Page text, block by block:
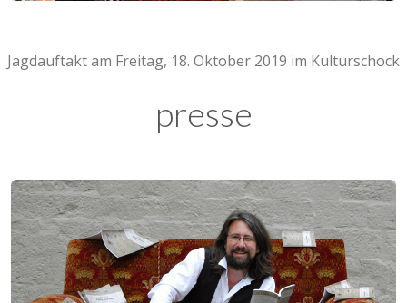
Jagdauftakt am Freitag, 18. Oktober 2019 im Kulturschock
presse